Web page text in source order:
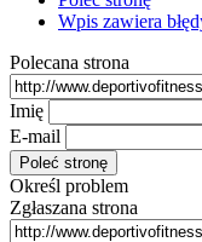
Wpis zawiera
Polecana strona
Imię
E-mail
Określ problem
Zgłaszana strona